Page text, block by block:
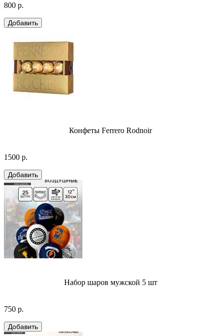
800 р.
Конфеты Ferrero Rodnoir
1500 р.
Набор шаров мужской 5 шт
750 р.